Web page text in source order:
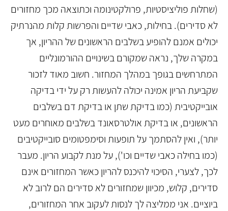
(שחלות פוליציסטיות, פרולקטינומה וכתוצאה מכך מחזורים
לא סדירים). בחילות, כאבי שדיים והפרשות קלות מהנרתיק
יכולים אמנם להופיע בשלבים הראשונים של ההריון, אך
במקרה שלך, נראה שמקורם בשינויים ההורמונליים
המתרחשים בגופך במהלך המחזור. חשוב מאוד לזכור
שקביעת הריון אמינה יכולה להעשות רק על ידי בדיקה
אובייקטיבית (כמו בדיקת שתן או בדיקת דם בשלבים
הראשונים, או בדיקת אולטרסאונד בשלבים מאוחרים מעט
יותר), ואין להסתמך על תופעות וסימפטומים סובייקטיבים
(כמו בחילה כאבי שדיים וכו'), על מנת לקבוע הריון. מעבר
לכך, לצערי, הסיכוי להיכנס להריון כאשר המחזורים אינם
סדירים, קלוש, מכיוון שמחזורים לא סדירים הם לרוב לא
ביוציים. אני ממליצה לך לנסות לעקוב אחר המחזורים,